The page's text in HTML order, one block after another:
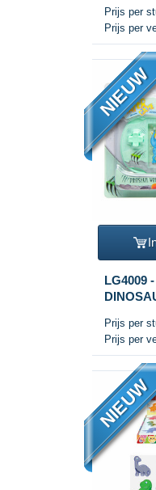
Prijs per
Prijs per
NIEUW
LG4009
Prijs per
Prijs per
NIEUW